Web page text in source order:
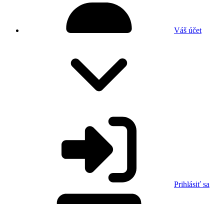
Váš účet
Prihlásiť sa